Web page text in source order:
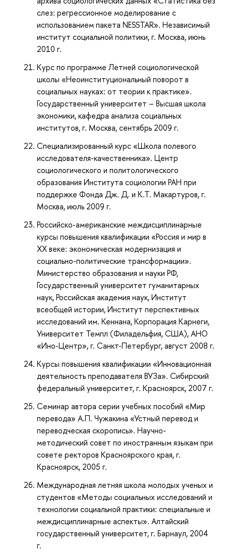
слез: регрессионное моделирование с
использованием пакета NESSTAR». Независимый
институт социальной политики, г. Москва, июнь
2010 г.
Курс по программе Летней социологической
школы «Неоинституциональный поворот в
социальных науках: от теории к практике».
Государственный университет – Высшая школа
экономики, кафедра анализа социальных
институтов, г. Москва, сентябрь 2009 г.
Специализированный курс «Школа полевого
исследователя-качественника». Центр
социологического и политологического
образования Института социологии РАН при
поддержке Фонда Дж. Д. и К.Т. Макартуров, г.
Москва, июль 2009 г.
Российско-американские междисциплинарные
курсы повышения квалификации «Россия и мир в
XX веке: экономическая модернизация и
социально-политические трансформации».
Министерство образования и науки РФ,
Государственный университет гуманитарных
наук, Российская академия наук, Институт
всеобщей истории, Институт перспективных
исследований им. Кеннана, Корпорация Карнеги,
Университет Темпл (Филадельфия, США), АНО
«Ино-Центр», г. Санкт-Петербург, август 2008 г.
Курсы повышения квалификации «Инновационная
деятельность преподавателя ВУЗа». Сибирский
федеральный университет, г. Красноярск, 2007 г.
Семинар автора серии учебных пособий «Мир
перевода» А.П. Чужакина «Устный перевод и
переводческая скоропись». Научно-
методический совет по иностранным языкам при
совете ректоров Красноярского края, г.
Красноярск, 2005 г.
Международная летняя школа молодых ученых и
студентов «Методы социальных исследований и
технологии социальной практики: специальные и
междисциплинарные аспекты». Алтайский
государственный университет, г. Барнаул, 2004
г.